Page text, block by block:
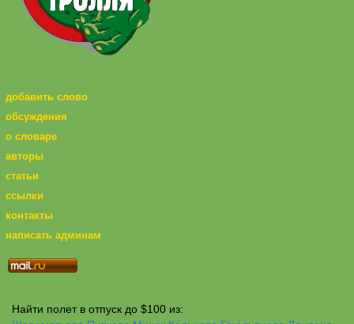
добавить слово
обсуждения
о словаре
авторы
статьи
ссылки
контакты
написать админам
Найти полет в отпуск до $100 из: